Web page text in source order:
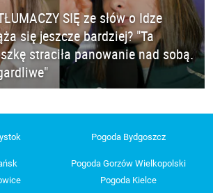
SIĘ ze słów o Idze
się jeszcze bardziej? "Ta
straciła panowanie nad sobą.
Pogoda Bydgoszcz
Pogoda Gorzów Wielkopolski
Pogoda Kielce